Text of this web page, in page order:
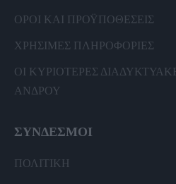
ΟΡΟΙ ΚΑΙ ΠΡΟΫΠΟΘΕΣΕΙΣ
ΧΡΗΣΙΜΕΣ ΠΛΗΡΟΦΟΡΙΕΣ
ΟΙ ΚΥΡΙΟΤΕΡΕΣ
ΑΝΔΡΟΥ
ΣΥΝΔΕΣΜΟΙ
ΠΟΛΙΤΙΚΗ